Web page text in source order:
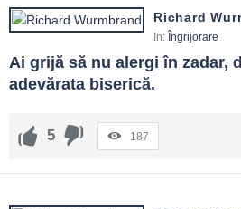
Richard
In: Îngrijorare
Ai grijă să nu alergi în zadar,
adevărata biserică.
5 187